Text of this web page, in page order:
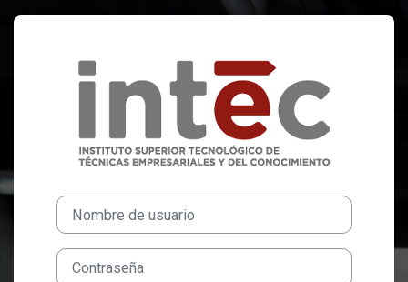
Entrar a INTEC
Nombre de usuario
Contraseña